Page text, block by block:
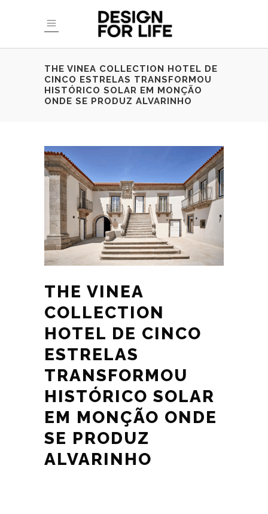
THE VINEA COLLECTION HOTEL DE
CINCO ESTRELAS TRANSFORMOU
HISTÓRICO SOLAR EM MONÇÃO
ONDE SE PRODUZ ALVARINHO
THE VINEA
COLLECTION
HOTEL DE CINCO
ESTRELAS
TRANSFORMOU
HISTÓRICO SOLAR
EM MONÇÃO ONDE
SE PRODUZ
ALVARINHO